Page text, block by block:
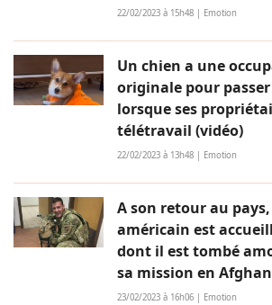
22/02/2023 à 15h48 | Emotion
Un chien a une
originale pour
lorsque ses
télétravail (vidéo)
22/02/2023 à 13h48 | Emotion
A son retour au
américain est
dont il est tombé
sa mission en
23/02/2023 à 16h06 | Emotion